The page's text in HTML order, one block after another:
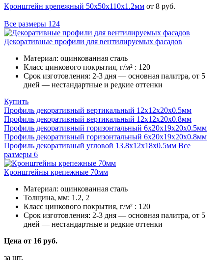
Кронштейн крепежный 50х50х110х1.2мм от 8 руб.
Все размеры 124
Декоративные профили для вентилируемых фасадов
Материал: оцинкованная сталь
Класс цинкового покрытия, г/м² : 120
Срок изготовления: 2-3 дня — основная палитра, от 5
дней — нестандартные и редкие оттенки
Купить
Профиль декоративный вертикальный 12х12х20х0.5мм
Профиль декоративный вертикальный 12х12х20х0.8мм
Профиль декоративный горизонтальный 6х20х19х20х0.5мм
Профиль декоративный горизонтальный 6х20х19х20х0.8мм
Профиль декоративный угловой 13.8х12х18х0.5мм Все
размеры 6
Кронштейны крепежные 70мм
Материал: оцинкованная сталь
Толщина, мм: 1.2, 2
Класс цинкового покрытия, г/м² : 120
Срок изготовления: 2-3 дня — основная палитра, от 5
дней — нестандартные и редкие оттенки
Цена от 16 руб.
за шт.